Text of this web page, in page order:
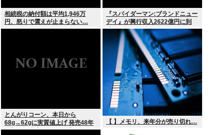
相続税の納付額は平均1,946万
円、怒りで震えが止まらない…
『スパイダーマン:ブランドニュー
デイ』が興行収入2622億円に到
達！2週目も好調に推移へ
とんがりコーン、本日から
68g→62gに実質値上げ 発売48年
で初の箱縮小 メーカー「CO2も
【 】メモリ、来年分が売り切れ…